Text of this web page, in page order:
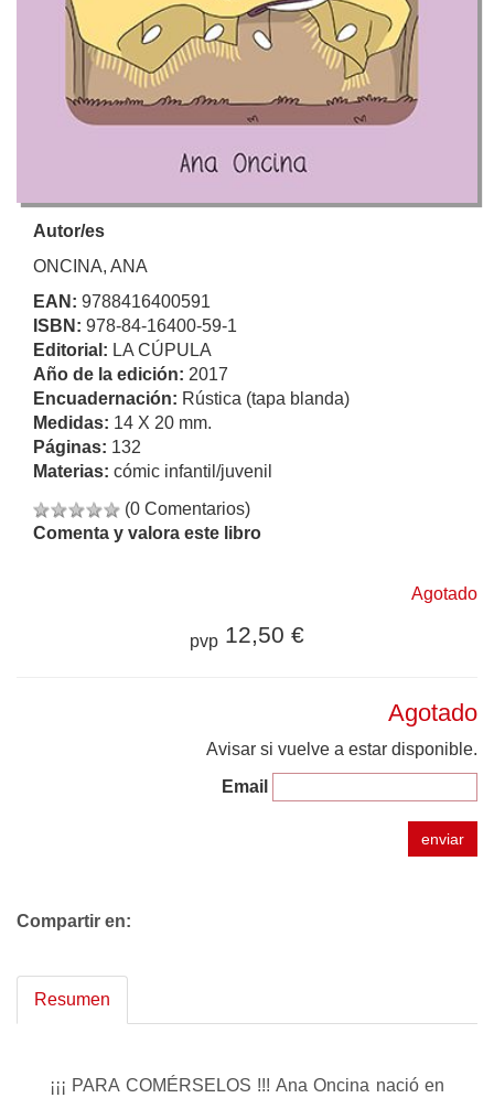
Autor/es
ONCINA, ANA
EAN: 9788416400591
ISBN: 978-84-16400-59-1
Editorial: LA CÚPULA
Año de la edición: 2017
Encuadernación: Rústica (tapa blanda)
Medidas: 14 X 20 mm.
Páginas: 132
Materias: cómic infantil/juvenil
(0 Comentarios)
Comenta y valora este libro
Agotado
pvp 12,50 €
Agotado
Avisar si vuelve a estar disponible.
Email
enviar
Compartir en:
Resumen
¡¡¡ PARA COMÉRSELOS !!! Ana Oncina nació en